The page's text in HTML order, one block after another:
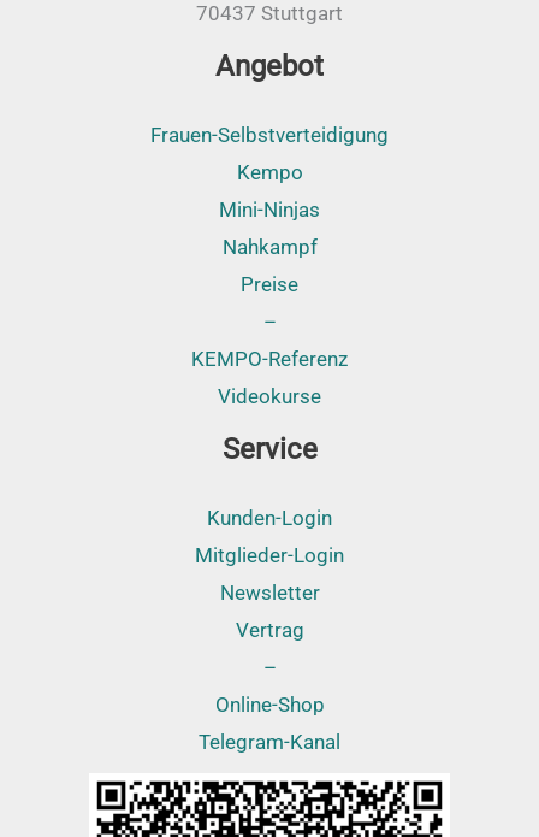
70437 Stuttgart
Angebot
Frauen-Selbstverteidigung
Kempo
Mini-Ninjas
Nahkampf
Preise
–
KEMPO-Referenz
Videokurse
Service
Kunden-Login
Mitglieder-Login
Newsletter
Vertrag
–
Online-Shop
Telegram-Kanal